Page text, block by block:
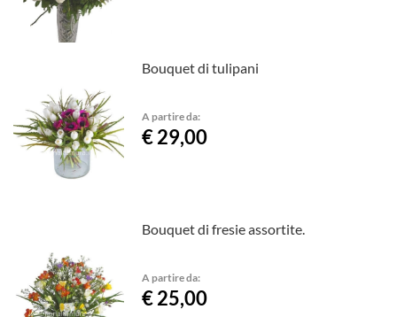
Bouquet di tulipani
A partire da:
€ 29,00
Bouquet di fresie assortite.
A partire da:
€ 25,00